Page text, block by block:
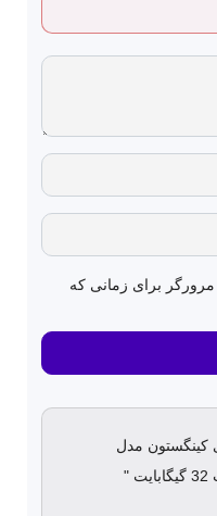
برای زمانی که
مدل